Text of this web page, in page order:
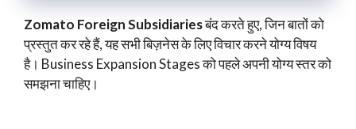
Zomato Foreign Subsidiariesबंद करते हुए, जिन बातों को
प्रस्तुत कर रहे हैं, यह सभी बिज़नेस के लिए विचार करने योग्य विषय
है। Business Expansion Stages को पहले अपनी योग्य स्तर को
समझना चाहिए।